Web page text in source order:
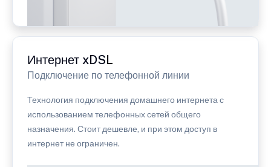
Интернет xDSL
Подключение по телефонной линии
Технология подключения домашнего интернета с
использованием телефонных сетей общего
назначения. Стоит дешевле, и при этом доступ в
интернет не ограничен.